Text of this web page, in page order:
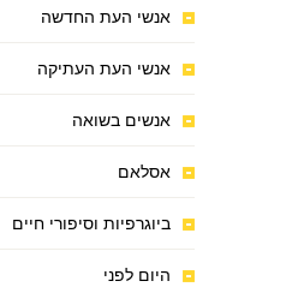
אנשי העת החדשה
אנשי העת העתיקה
אנשים בשואה
אסלאם
ביוגרפיות וסיפורי חיים
היום לפני